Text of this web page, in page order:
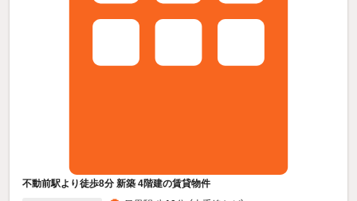
不動前駅より徒歩8分 新築 4階建の賃貸物件